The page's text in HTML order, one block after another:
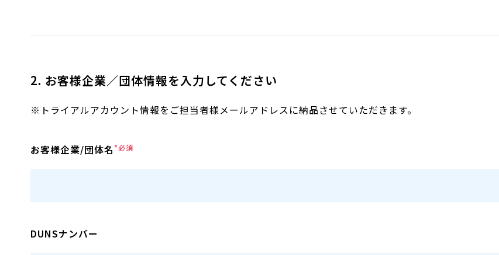
2. お客様企業／団体情報を入力してください
※トライアルアカウント情報をご担当者様メールアドレスに納品させていただきます。
お客様企業/団体名*必須
DUNSナンバー